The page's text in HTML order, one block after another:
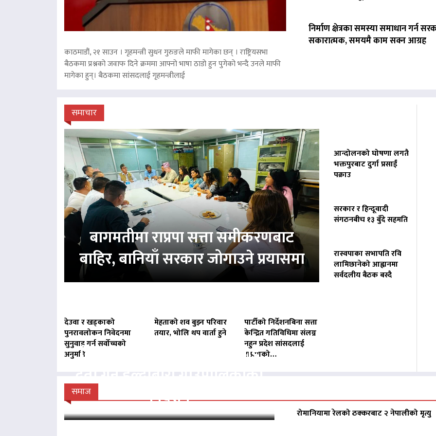
काठमाडौं, २१ साउन । गृहमन्त्री सुधन गुरुङले माफी मागेका छन् । राष्ट्रियसभा
बैठकमा प्रश्नको जवाफ दिने क्रममा आफ्नो भाषा ठाडो हुन पुगेको भन्दै उनले माफी
मागेका हुन्। बैठकमा सांसदलाई गृहमन्त्रीलाई
निर्माण क्षेत्रका समस्या समाधान गर्न
सकारात्मक, समयमै काम सक्न आग्रह
समाचार
बागमतीमा राप्रपा सत्ता समीकरणबाट
बाहिर, बानियाँ सरकार जोगाउने प्रयासमा
देउवा र खड्काको
पुनरावलोकन निवेदनमा
सुनुवाइ गर्न सर्वोच्चको
अनुमति
मेहताको शव बुझ्न परिवार
तयार, भोलि थप वार्ता हुने
पार्टीको निर्देशनबिना सत्ता
केन्द्रित गतिविधिमा संलग्न
नहुन प्रदेश सांसदलाई
राप्रपाको…
आन्दोलनको घोषणा लगतै
भक्तपुरबाट दुर्गा प्रसाईं
पक्राउ
सरकार र हिन्दूवादी
संगठनबीच १३ बुँदे सहमति
रास्वपाका सभापति रवि
लामिछानेको आह्वानमा
सर्वदलीय बैठक बस्दै
समाज
बिना दर्ता सञ्चालित व्यवसायलाई
निर्देशन
रोमानियामा रेलको ठक्करबाट २ नेपालीको मृत्यु